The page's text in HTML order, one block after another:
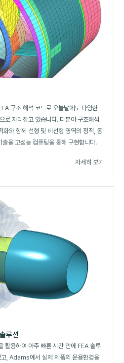
구조 해석 코드로 오늘날에도 다양한
로 자리잡고 있습니다. 다분야 구조해석
화와 함께 선형 및 비선형 영역의 정적, 동
을 고성능 컴퓨팅을 통해 구현합니다.
자세히 보기
루션
활용하여 아주 빠른 시간 안에 FEA 솔루
, Adams에서 실제 제품의 운용환경을